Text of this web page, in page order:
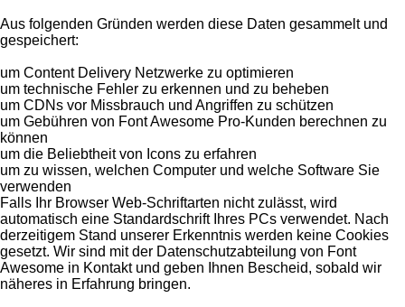
Aus folgenden Gründen werden diese Daten gesammelt und
gespeichert:
um Content Delivery Netzwerke zu optimieren
um technische Fehler zu erkennen und zu beheben
um CDNs vor Missbrauch und Angriffen zu schützen
um Gebühren von Font Awesome Pro-Kunden berechnen zu
können
um die Beliebtheit von Icons zu erfahren
um zu wissen, welchen Computer und welche Software Sie
verwenden
Falls Ihr Browser Web-Schriftarten nicht zulässt, wird
automatisch eine Standardschrift Ihres PCs verwendet. Nach
derzeitigem Stand unserer Erkenntnis werden keine Cookies
gesetzt. Wir sind mit der Datenschutzabteilung von Font
Awesome in Kontakt und geben Ihnen Bescheid, sobald wir
näheres in Erfahrung bringen.